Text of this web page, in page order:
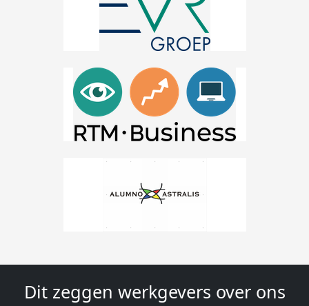
Dit zeggen werkgevers over ons